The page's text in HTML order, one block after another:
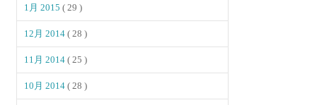
1月 2015( 29 )
12月 2014( 28 )
11月 2014( 25 )
10月 2014( 28 )